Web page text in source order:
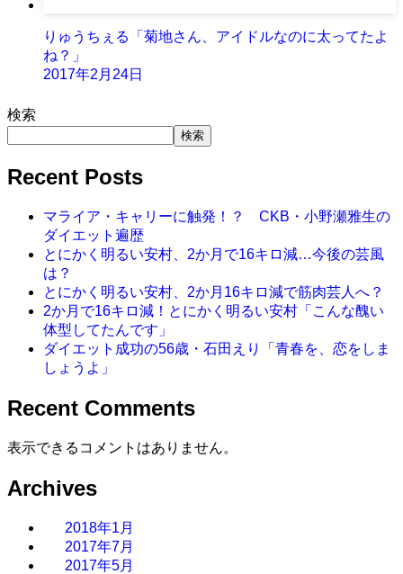
りゅうちぇる「菊地さん、アイドルなのに太ってたよ
ね？」
2017年2月24日
検索
検索
Recent Posts
マライア・キャリーに触発！？ CKB・小野瀬雅生の
ダイエット遍歴
とにかく明るい安村、2か月で16キロ減…今後の芸風
は？
とにかく明るい安村、2か月16キロ減で筋肉芸人へ？
2か月で16キロ減！とにかく明るい安村「こんな醜い
体型してたんです」
ダイエット成功の56歳・石田えり「青春を、恋をしま
しょうよ」
Recent Comments
表示できるコメントはありません。
Archives
2018年1月
2017年7月
2017年5月